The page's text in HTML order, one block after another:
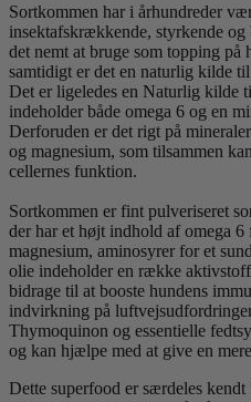
Sortkommen har i århundreder
insektafskrækkende, styrkende
det nemt at bruge som topping på
samtidigt er det en naturlig kilde
Det er ligeledes en Naturlig kilde
indeholder både omega 6 og en
Derforuden er det rigt på
og magnesium, som tilsammen
cellernes funktion.
Sortkommen er fint pulveriseret
der har et højt indhold af omega
magnesium, aminosyrer for et
olie indeholder en række
bidrage til at booste hundens
indvirkning på
Thymoquinon og essentielle
og kan hjælpe med at give en
Dette superfood er særdeles